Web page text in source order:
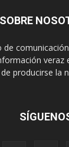
SOBRE
de
veraz
de producirse la